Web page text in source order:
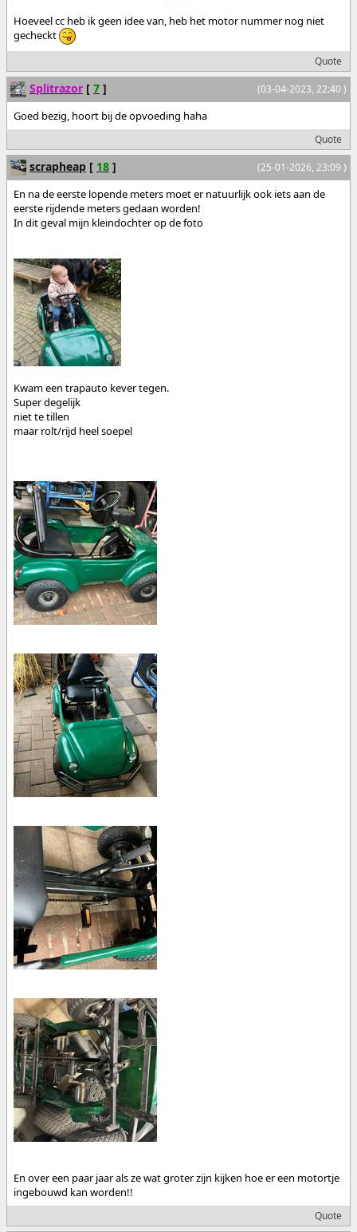
Hoeveel cc heb ik geen idee van, heb het motor nummer nog niet
gecheckt
Quote
(03-04-2023, 22:40 )
Splitrazor [ 7 ]
Goed bezig, hoort bij de opvoeding haha
Quote
(25-01-2026, 23:09 )
scrapheap [ 18 ]
En na de eerste lopende meters moet er natuurlijk ook iets aan de
eerste rijdende meters gedaan worden!
In dit geval mijn kleindochter op de foto
Kwam een trapauto kever tegen.
Super degelijk
niet te tillen
maar rolt/rijd heel soepel
En over een paar jaar als ze wat groter zijn kijken hoe er een motortje
ingebouwd kan worden!!
Quote